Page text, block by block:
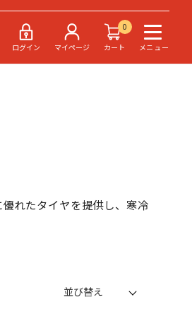
ログイン マイページ
0
カート
メニュー
れたタイヤを提供し、寒冷